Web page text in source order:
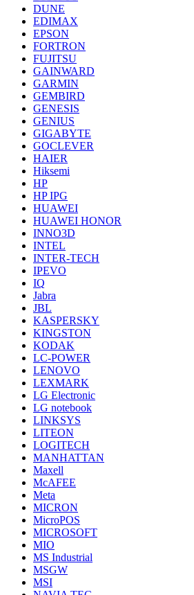
DUNE
EDIMAX
EPSON
FORTRON
FUJITSU
GAINWARD
GARMIN
GEMBIRD
GENESIS
GENIUS
GIGABYTE
GOCLEVER
HAIER
Hiksemi
HP
HP IPG
HUAWEI
HUAWEI HONOR
INNO3D
INTEL
INTER-TECH
IPEVO
IQ
Jabra
JBL
KASPERSKY
KINGSTON
KODAK
LC-POWER
LENOVO
LEXMARK
LG Electronic
LG notebook
LINKSYS
LITEON
LOGITECH
MANHATTAN
Maxell
McAFEE
Meta
MICRON
MicroPOS
MICROSOFT
MIO
MS Industrial
MSGW
MSI